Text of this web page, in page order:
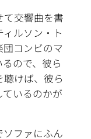
て交響曲を書
ルソン・ト
コンビのマ
ので、彼ら
けば、彼ら
いるのかが
ソファにふん